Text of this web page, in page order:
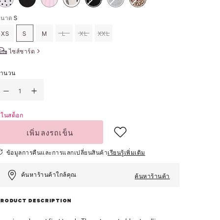
าดS
XS S M L XL XXL
ไซส์ชาร์ต
นวน
นสต็อก
เพิ่มลงรถเข็น
ข้อมูลการคืนและการแลกเปลี่ยนสินค้าเรียนรู้เพิ่มเติม
ค้นหาร้านค้าใกล้คุณ ค้นหาร้านค้า
DESCRIPTION